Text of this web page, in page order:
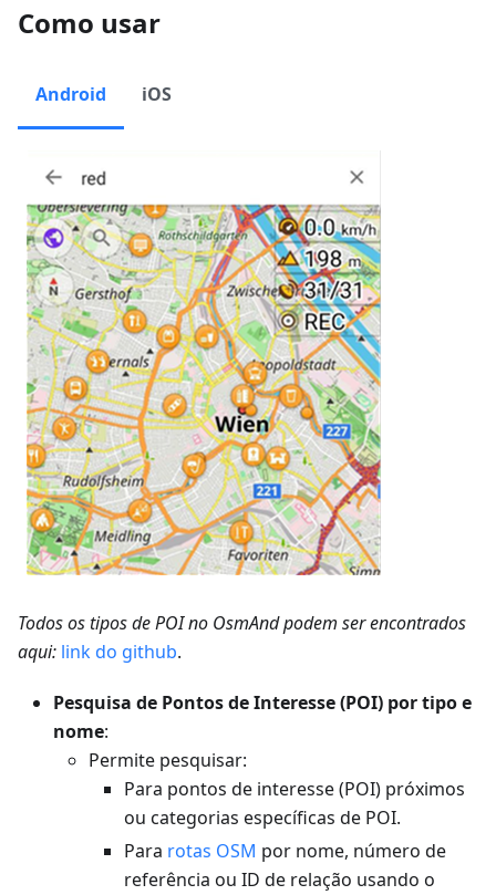
Como usar
Android iOS
Todos os tipos de POI no OsmAnd podem ser encontrados
aqui: link do github.
Pesquisa de Pontos de Interesse (POI) por tipo e
nome:
Permite pesquisar:
Para pontos de interesse (POI) próximos
ou categorias específicas de POI.
Para rotas OSM por nome, número de
referência ou ID de relação usando o